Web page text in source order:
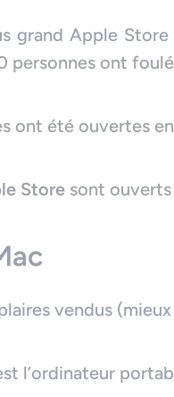
grand Apple Store
personnes ont foulé
ont été ouvertes
Store sont ouverts
vendus
l’ordinateur